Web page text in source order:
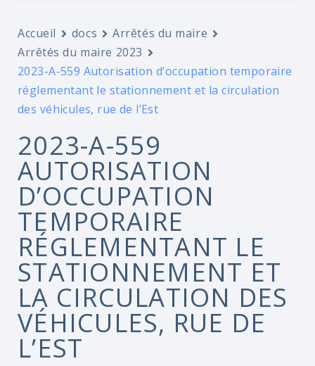
Accueil docs
Arrêtés du maire
Arrêtés du maire 2023
2023-A-559 Autorisation d’occupation temporaire
réglementant le stationnement et la circulation
des véhicules, rue de l’Est
2023-A-559
AUTORISATION
D’OCCUPATION
TEMPORAIRE
RÉGLEMENTANT LE
STATIONNEMENT ET
LA CIRCULATION DES
VÉHICULES, RUE DE
L’EST